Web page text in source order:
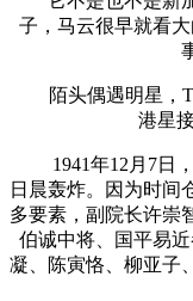
子，马云很早就看
陌头偶遇明星，T
港星
1941年12月7日，
日晨轰炸。因为时间
多要素，副院长许崇
伯诚中将、国平易
凝、陈寅恪、柳亚子